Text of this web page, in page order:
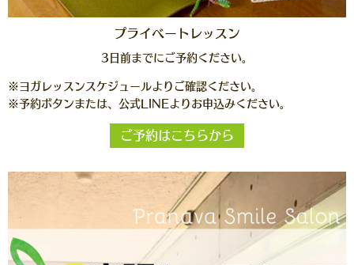
プライベートレッスン
3日前までにご予約ください。
※ヨガレッスンスケジュールよりご確認ください。
※予約ボタンまたは、公式LINEよりお申込みください。
ご予約はこちらから